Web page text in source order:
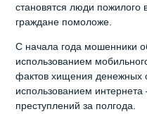
становятся люди пожилого
граждане помоложе.
С начала года мошенники
использованием
фактов хищения денежных
использованием
преступлений за полгода.